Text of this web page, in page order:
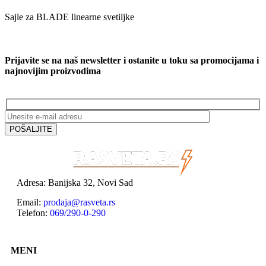
Sajle za BLADE linearne svetiljke
Prijavite se na naš newsletter i ostanite u toku sa promocijama i
najnovijim proizvodima
Adresa: Banijska 32, Novi Sad
Email: prodaja@rasveta.rs
Telefon: 069/290-0-290
MENI